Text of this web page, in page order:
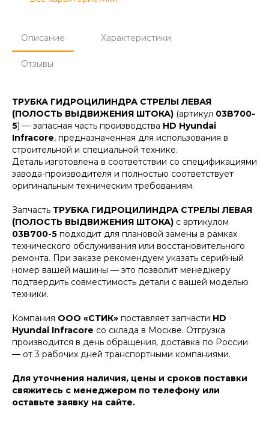
Описание Характеристики
Отзывы
ТРУБКА ГИДРОЦИЛИНДРА СТРЕЛЫ ЛЕВАЯ
(ПОЛОСТЬ ВЫДВИЖЕНИЯ ШТОКА) (артикул 03B700-
5) — запасная часть производства HD Hyundai
Infracore, предназначенная для использования в
строительной и специальной технике.
Деталь изготовлена в соответствии со спецификациями
завода-производителя и полностью соответствует
оригинальным техническим требованиям.
Запчасть ТРУБКА ГИДРОЦИЛИНДРА СТРЕЛЫ ЛЕВАЯ
(ПОЛОСТЬ ВЫДВИЖЕНИЯ ШТОКА) с артикулом
03B700-5 подходит для плановой замены в рамках
технического обслуживания или восстановительного
ремонта. При заказе рекомендуем указать серийный
номер вашей машины — это позволит менеджеру
подтвердить совместимость детали с вашей моделью
техники.
Компания ООО «СТИК» поставляет запчасти HD
Hyundai Infracore со склада в Москве. Отгрузка
производится в день обращения, доставка по России
— от 3 рабочих дней транспортными компаниями.
Для уточнения наличия, цены и сроков поставки
свяжитесь с менеджером по телефону или
оставьте заявку на сайте.